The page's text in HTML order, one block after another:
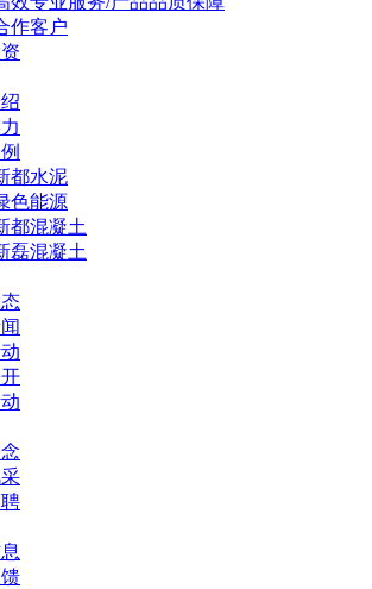
作客户
都水泥
色能源
都混凝土
磊混凝土